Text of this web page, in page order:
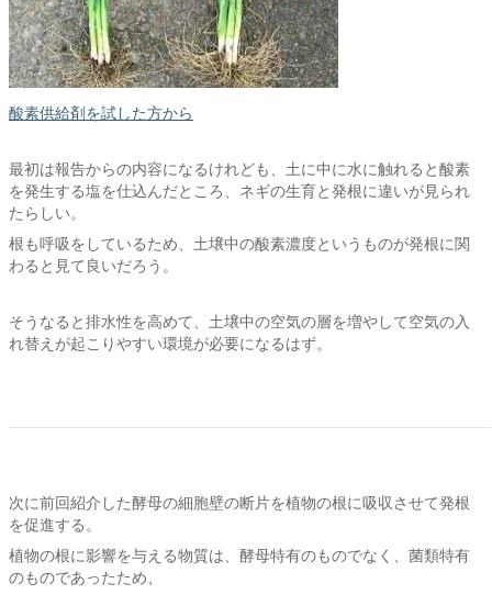
酸素供給剤を試した方から
最初は報告からの内容になるけれども、土に中に水に触れると酸素
を発生する塩を仕込んだところ、ネギの生育と発根に違いが見られ
たらしい。
根も呼吸をしているため、土壌中の酸素濃度というものが発根に関
わると見て良いだろう。
そうなると排水性を高めて、土壌中の空気の層を増やして空気の入
れ替えが起こりやすい環境が必要になるはず。
次に前回紹介した酵母の細胞壁の断片を植物の根に吸収させて発根
を促進する。
植物の根に影響を与える物質は、酵母特有のものでなく、菌類特有
のものであったため、